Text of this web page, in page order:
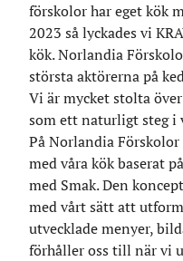
förskolor har eget kök
2023 så lyckades vi
kök. Norlandia
största aktörerna på
Vi är mycket stolta
som ett naturligt steg i
På Norlandia
med våra kök baserat
med Smak. Den
med vårt sätt att
utvecklade menyer,
förhåller oss till när vi